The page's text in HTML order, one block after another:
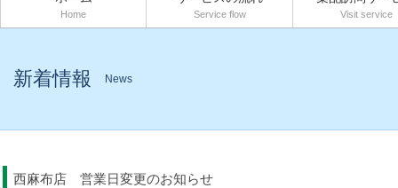
Home Service flow Visit service
新着情報 News
西麻布店 営業日変更のお知らせ